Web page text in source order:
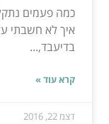
כמה פעמים
איך לא חשבתי
בדיעבד,...
קרא עוד »
דצמ 22, 2016